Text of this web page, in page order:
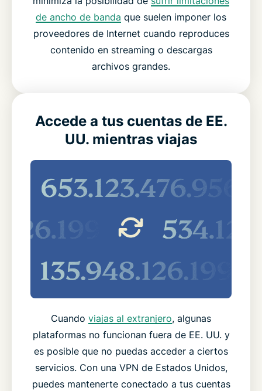
de ancho de banda que suelen imponer los
proveedores de Internet cuando reproduces
contenido en streaming o descargas
archivos grandes.
Accede a tus cuentas de EE.
UU. mientras viajas
Cuando viajas al extranjero, algunas
plataformas no funcionan fuera de EE. UU. y
es posible que no puedas acceder a ciertos
servicios. Con una VPN de Estados Unidos,
puedes mantenerte conectado a tus cuentas